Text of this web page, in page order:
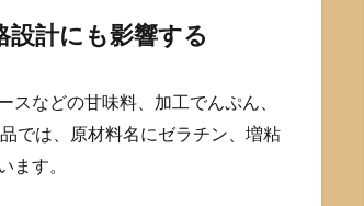
計にも影響する
スなどの甘味料、加工でんぷん、
では、原材料名にゼラチン、増粘
ます。